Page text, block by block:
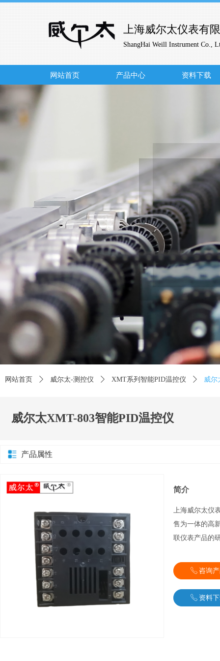
网站首页 产品中心 资料下载
Careful
上海威尔太仪表有
ShangHai Weill Instrument Co.,
网站首页 ꄲ 威尔太-测控仪 ꄲ XMT系列智能PID温控仪 ꄲ 威尔
威尔太XMT-803智能PID温控仪
产品属性
ꂅ 咨询
ꂅ 资料
简介
上海威尔太仪
售为一体的高
联仪表产品的